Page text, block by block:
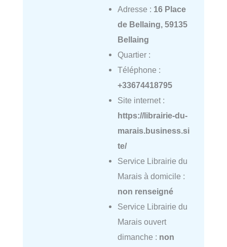
Adresse : 16 Place
de Bellaing, 59135
Bellaing
Quartier :
Téléphone :
+33674418795
Site internet :
https://librairie-du-
marais.business.si
te/
Service Librairie du
Marais à domicile :
non renseigné
Service Librairie du
Marais ouvert
dimanche : non